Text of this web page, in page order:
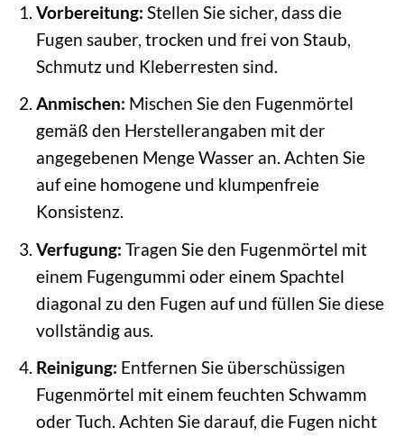
Vorbereitung: Stellen Sie sicher, dass die
Fugen sauber, trocken und frei von Staub,
Schmutz und Kleberresten sind.
Anmischen: Mischen Sie den Fugenmörtel
gemäß den Herstellerangaben mit der
angegebenen Menge Wasser an. Achten Sie
auf eine homogene und klumpenfreie
Konsistenz.
Verfugung: Tragen Sie den Fugenmörtel mit
einem Fugengummi oder einem Spachtel
diagonal zu den Fugen auf und füllen Sie diese
vollständig aus.
Reinigung: Entfernen Sie überschüssigen
Fugenmörtel mit einem feuchten Schwamm
oder Tuch. Achten Sie darauf, die Fugen nicht